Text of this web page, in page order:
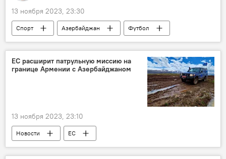
13 ноября 2023, 23:30
Спорт Азербайджан
Футбол
ФК "Нефтчи"
Санкт-Петербург
Баку
Болельщики
Россия
Товарищеский матч
ЕС расширит патрульную миссию на
границе Армении с Азербайджаном
13 ноября 2023, 23:10
Новости
ЕС
наблюдательная миссия
Азербайджан